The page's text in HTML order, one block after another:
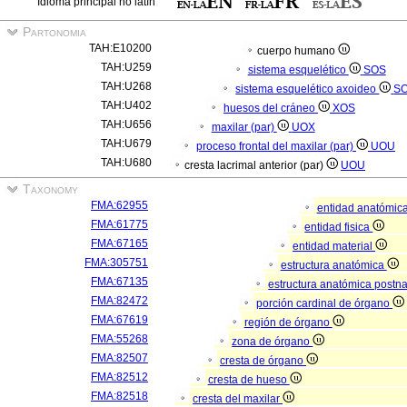
Partonomia
TAH:E10200
cuerpo humano
TAH:U259
sistema esquelético
SOS
TAH:U268
sistema esquelético axoideo
TAH:U402
huesos del cráneo
XOS
TAH:U656
maxilar (par)
UOX
TAH:U679
proceso frontal del maxilar (par)
UOU
TAH:U680
cresta lacrimal anterior (par) UOU
Taxonomy
FMA:62955
entidad
FMA:61775
entidad fisica
FMA:67165
entidad material
FMA:305751
estructura anatómica
FMA:67135
estructura anatómica
FMA:82472
porción cardinal de órgano
FMA:67619
región de órgano
FMA:55268
zona de órgano
FMA:82507
cresta de órgano
FMA:82512
cresta de hueso
FMA:82518
cresta del maxilar